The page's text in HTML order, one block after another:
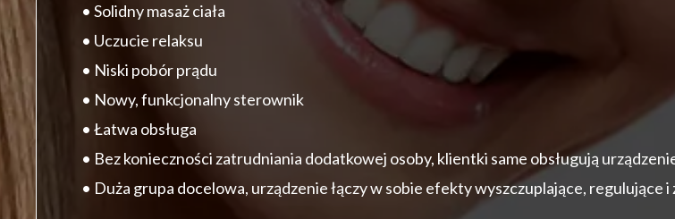
• Solidny masaż ciała
• Uczucie relaksu
• Niski pobór prądu
• Nowy, funkcjonalny sterownik
• Łatwa obsługa
• Bez konieczności zatrudniania dodatkowej osoby, klientki same obsługują
• Duża grupa docelowa, urządzenie łączy w sobie efekty wyszczuplające, regulujące